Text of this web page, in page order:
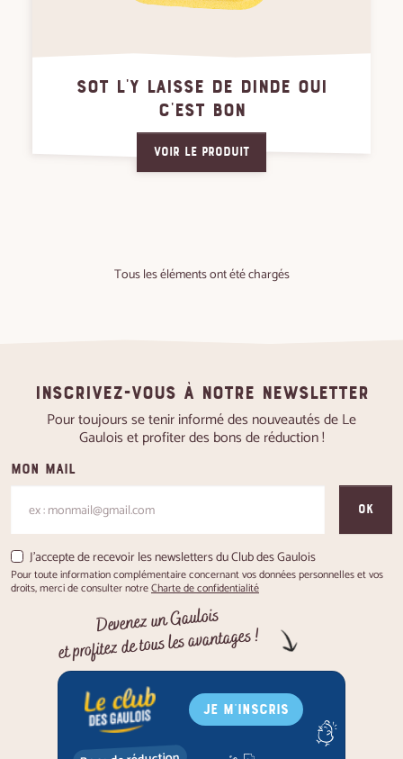
SOT L'Y LAISSE DE DINDE OUI
C'EST BON
Voir le produit
Tous les éléments ont été chargés
Inscrivez-vous à notre newsletter
Pour toujours se tenir informé des nouveautés de Le
Gaulois et profiter des bons de réduction !
Mon mail
OK
J'accepte de recevoir les newsletters du Club des Gaulois
Pour toute information complémentaire concernant vos données personnelles et vos
droits, merci de consulter notreCharte de confidentialité
Devenez un Gaulois
et profitez de tous les avantages !
JE M'INSCRIS